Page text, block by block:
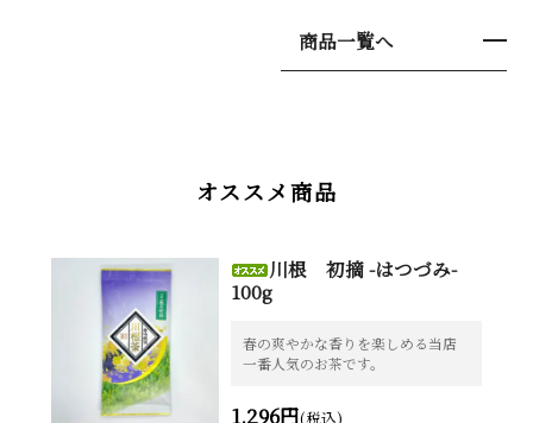
商品一覧へ
オススメ商品
川根 初摘 -はつづみ-
100g
春の爽やかな香りを楽しめる当店
一番人気のお茶です。
1,296円(税込)